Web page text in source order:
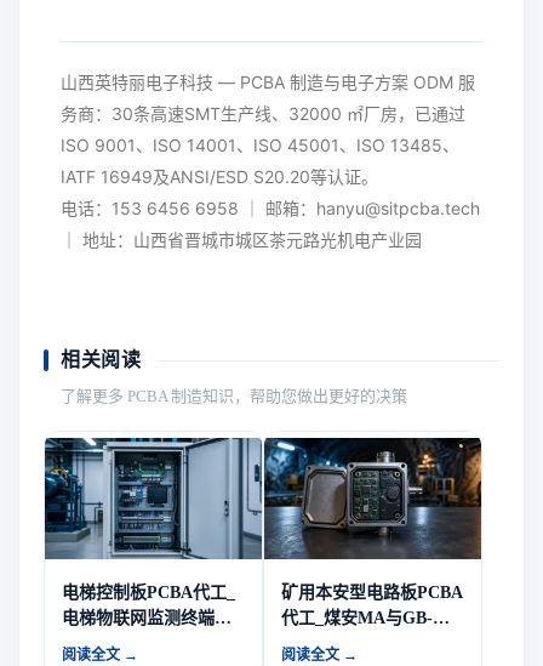
山西英特丽电子科技 — PCBA 制造与电子方案 ODM 服
务商：30条高速SMT生产线、32000 ㎡厂房，已通过
ISO 9001、ISO 14001、ISO 45001、ISO 13485、
IATF 16949及ANSI/ESD S20.20等认证。
电话：153 6456 6958 ｜ 邮箱：hanyu@sitpcba.tech
｜ 地址：山西省晋城市城区茶元路光机电产业园
相关阅读
了解更多 PCBA 制造知识，帮助您做出更好的决策
电梯控制板PCBA代工_
电梯物联网监测终端硬
件与多品种小批量制造-
阅读全文 →
矿用本安型电路板PCBA
代工_煤安MA与GB-
T3836防爆要求-山西英
阅读全文 →